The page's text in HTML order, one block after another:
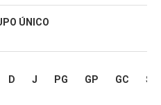
ÚNICO
D J PG GP GC SG